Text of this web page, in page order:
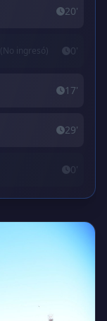
20'
(No ingresó) 0'
17'
29'
0'